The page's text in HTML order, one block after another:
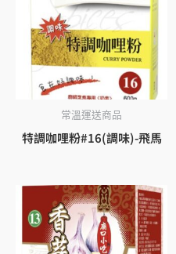
常溫運送商品
特調咖哩粉#16(調味)-飛馬